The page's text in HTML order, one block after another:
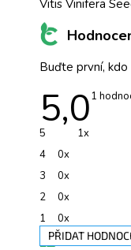
Vitis Vinifera
Buďte první,
5,01
5
1x
4
0x
3
0x
2
0x
1
0x
PŘIDAT